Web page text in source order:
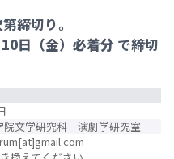
締切り。
日（金）必着分 で締切
院文学研究科 演劇学研究室